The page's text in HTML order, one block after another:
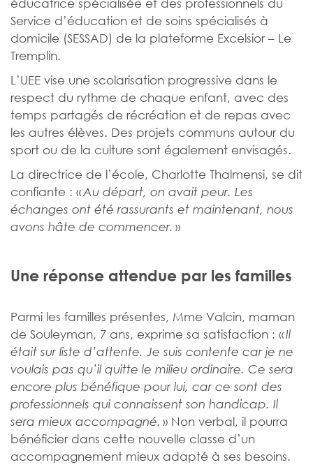
Service d’éducation et de soins spécialisés à
domicile (SESSAD) de la plateforme Excelsior – Le
Tremplin.
L’UEE vise une scolarisation progressive dans le
respect du rythme de chaque enfant, avec des
temps partagés de récréation et de repas avec
les autres élèves. Des projets communs autour du
sport ou de la culture sont également envisagés.
La directrice de l’école, Charlotte Thalmensi, se dit
confiante : «Au départ, on avait peur. Les
échanges ont été rassurants et maintenant, nous
avons hâte de commencer. »
Une réponse attendue par les familles
Parmi les familles présentes, Mme Valcin, maman
de Souleyman, 7 ans, exprime sa satisfaction : «Il
était sur liste d’attente. Je suis contente car je ne
voulais pas qu’il quitte le milieu ordinaire. Ce sera
encore plus bénéfique pour lui, car ce sont des
professionnels qui connaissent son handicap. Il
sera mieux accompagné. » Non verbal, il pourra
bénéficier dans cette nouvelle classe d’un
accompagnement mieux adapté à ses besoins.